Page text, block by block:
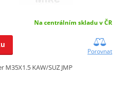
Na centrálním skladu v ČR
Porovnat
M35X1.5 KAW/SUZ JMP